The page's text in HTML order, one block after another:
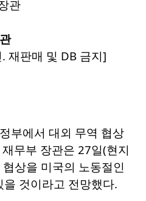
재판매 및 DB 금지]
부에서 대외 무역 협상
무부 장관은 27일(현지
상을 미국의 노동절인
것이라고 전망했다.